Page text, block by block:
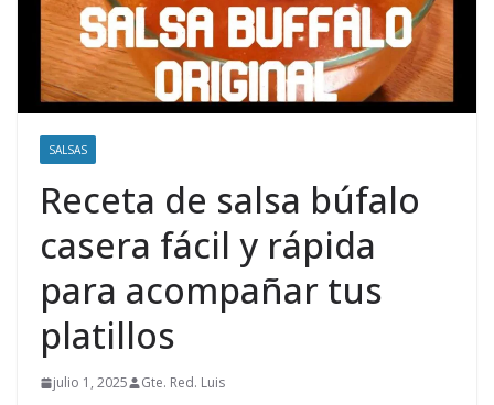
SALSAS
Receta de salsa búfalo
casera fácil y rápida
para acompañar tus
platillos
julio 1, 2025 Gte. Red. Luis